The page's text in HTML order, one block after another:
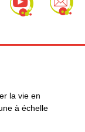
la vie en
à échelle